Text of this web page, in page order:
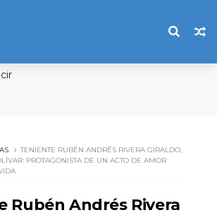
TENIENTE RUBÉN ANDRÉS RIVERA GIRALDO,
PROTAGONISTA DE UN ACTO DE AMOR
Rubén Andrés Rivera